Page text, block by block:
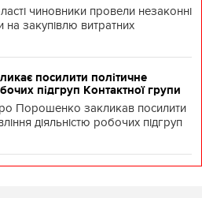
чиновники провели незаконні
на закупівлю витратних
посилити політичне
підгруп Контактної групи
Порошенко закликав посилити
діяльністю робочих підгруп